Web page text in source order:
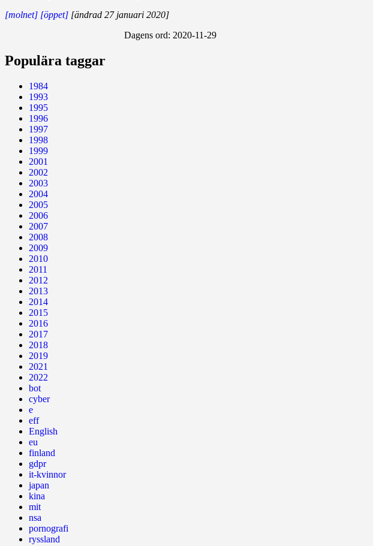
[molnet] [öppet] [ändrad 27 januari 2020]
Dagens ord: 2020-11-29
Populära taggar
1984
1993
1995
1996
1997
1998
1999
2001
2002
2003
2004
2005
2006
2007
2008
2009
2010
2011
2012
2013
2014
2015
2016
2017
2018
2019
2021
2022
bot
cyber
e
eff
English
eu
finland
gdpr
it-kvinnor
japan
kina
mit
nsa
pornografi
ryssland